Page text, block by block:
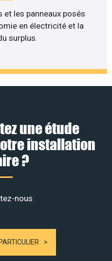
les panneaux posés
en électricité et la
surplus.
une étude
installation
?
nous